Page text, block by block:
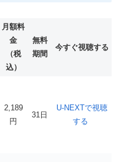
月額料
金
（税
込）
無料
期間
今すぐ視聴する
2,189
円
31日
U-NEXTで視聴
する